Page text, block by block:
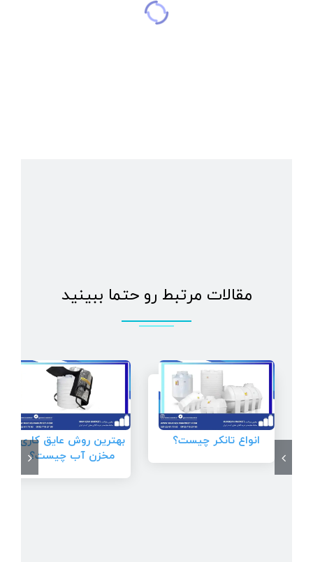
مقالات مرتبط رو حتما ببینید
انواع تانکر چیست؟
بهترین روش عایق کاری
مخزن آب چیست؟